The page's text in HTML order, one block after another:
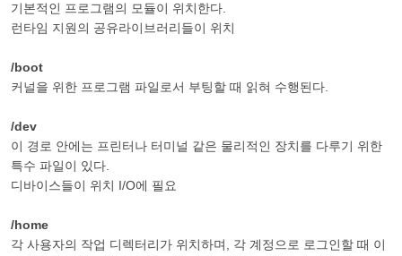
기본적인 프로그램의 모듈이 위치한다.
런타임 지원의 공유라이브러리들이 위치
/boot
커널을 위한 프로그램 파일로서 부팅할 때 읽혀 수행된다.
/dev
이 경로 안에는 프린터나 터미널 같은 물리적인 장치를 다루기 위한
특수 파일이 있다.
디바이스들이 위치 I/O에 필요
/home
각 사용자의 작업 디렉터리가 위치하며, 각 계정으로 로그인할 때 이